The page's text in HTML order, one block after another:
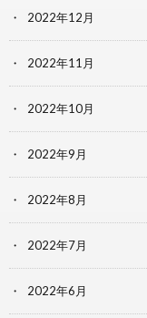
2022年12月
2022年11月
2022年10月
2022年9月
2022年8月
2022年7月
2022年6月